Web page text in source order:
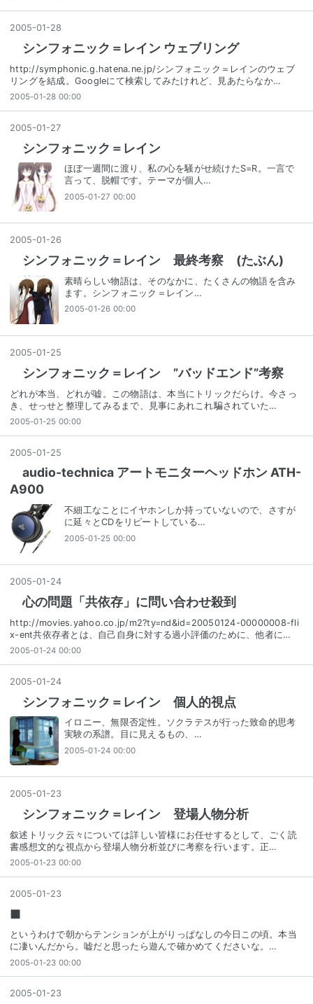
2005-01 -28
シンフォニック＝レイン ウェブリング
http://symphonic.g.hatena.ne.jp/シンフォニック＝レインのウェブ
リングを結成。Googleにて検索してみたけれど、見あたらなか…
2005-01-28 00:00
2005-01-27
シンフォニック＝レイン
ほぼ一週間に渡り、私の心を騒がせ続けたS=R。一言で
言って、脱帽です。テーマが個人…
2005-01-27 00:00
2005-01 -26
シンフォニック＝レイン 最終考察 (たぶん)
素晴らしい物語は、そのなかに、たくさんの物語を含み
ます。シンフォニック＝レイン…
2005-01-26 00:00
2005-01 -25
シンフォニック＝レイン ”バッドエンド”考察
どれが本当、どれが嘘。この物語は、本当にトリックだらけ。今さっ
き、せっせと整理してみるまで、見事にあれこれ騙されていた…
2005-01-25 00:00
2005-01-25
audio-technica アートモニターヘッドホン ATH-
A900
不細工なことにイヤホンしか持っていないので、さすが
に延々とCDをリピートしている…
2005-01-25 00:00
2005-01 -24
心の問題「共依存」に問い合わせ殺到
http://movies.yahoo.co.jp/m2?ty=nd&id=20050124-00000008-fli
x-ent共依存者とは、自己自身に対する過小評価のために、他者に…
2005-01-24 00:00
2005-01-24
シンフォニック＝レイン 個人的視点
イロニー、無限否定性。ソクラテスが行った致命的思考
実験の系譜。目に見えるもの、…
2005-01-24 00:00
2005-01 -23
シンフォニック＝レイン 登場人物分析
叙述トリック云々については詳しい皆様にお任せするとして、ごく読
書感想文的な視点から登場人物分析並びに考察を行います。正…
2005-01-23 00:00
2005-01 -23
■
というわけで朝からテンションが上がりっぱなしの今日この頃。本当
に凄いんだから。嘘だと思ったら遊んで確かめてくださいな。…
2005-01-23 00:00
2005-01 -23